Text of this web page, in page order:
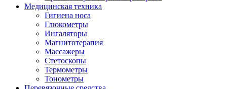
Медицинская техника
Гигиена носа
Глюкометры
Ингаляторы
Магнитотерапия
Массажеры
Стетоскопы
Термометры
Тонометры